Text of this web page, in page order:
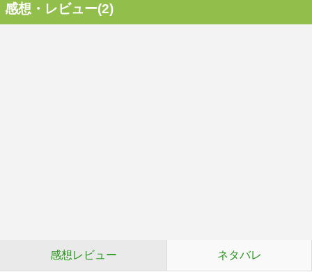
感想・レビュー(2)
感想レビュー ネタバレ